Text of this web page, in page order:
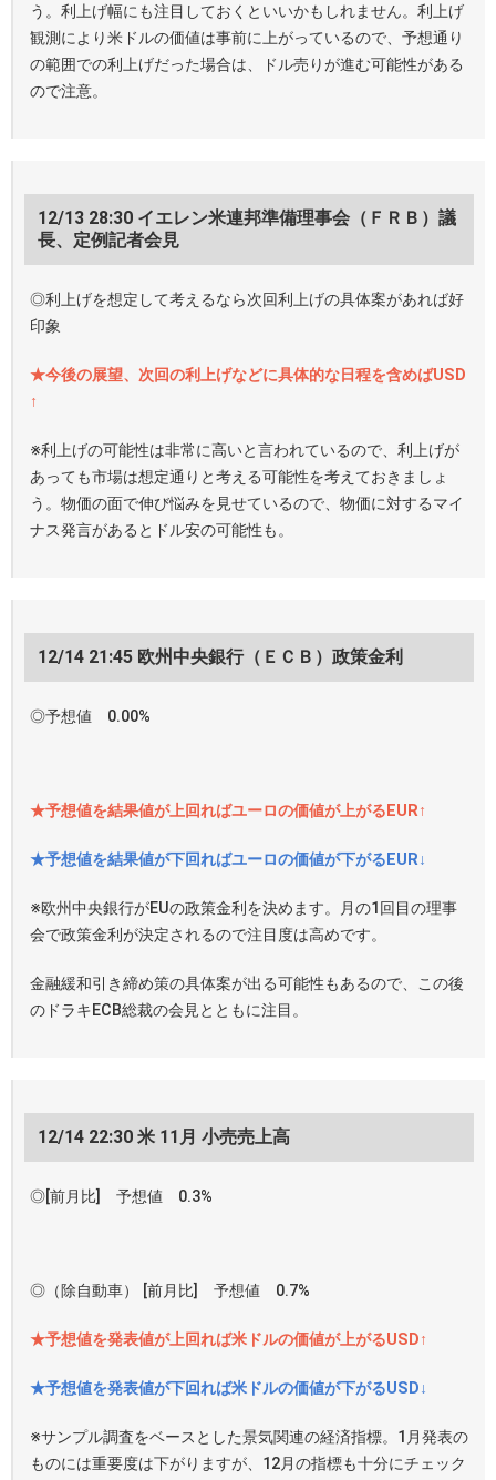
う。利上げ幅にも注目しておくといいかもしれません。利上げ
観測により米ドルの価値は事前に上がっているので、予想通り
の範囲での利上げだった場合は、ドル売りが進む可能性がある
ので注意。
12/13 28:30 イエレン米連邦準備理事会（ＦＲＢ）議
長、定例記者会見
◎利上げを想定して考えるなら次回利上げの具体案があれば好
印象
★今後の展望、次回の利上げなどに具体的な日程を含めばUSD
↑
※利上げの可能性は非常に高いと言われているので、利上げが
あっても市場は想定通りと考える可能性を考えておきましょ
う。物価の面で伸び悩みを見せているので、物価に対するマイ
ナス発言があるとドル安の可能性も。
12/14 21:45 欧州中央銀行（ＥＣＢ）政策金利
◎予想値 0.00%
★予想値を結果値が上回ればユーロの価値が上がるEUR↑
★予想値を結果値が下回ればユーロの価値が下がるEUR↓
※欧州中央銀行がEUの政策金利を決めます。月の1回目の理事
会で政策金利が決定されるので注目度は高めです。
金融緩和引き締め策の具体案が出る可能性もあるので、この後
のドラキECB総裁の会見とともに注目。
12/14 22:30 米 11月 小売売上高
◎[前月比] 予想値 0.3%
◎（除自動車） [前月比] 予想値 0.7%
★予想値を発表値が上回れば米ドルの価値が上がるUSD↑
★予想値を発表値が下回れば米ドルの価値が下がるUSD↓
※サンプル調査をベースとした景気関連の経済指標。1月発表の
ものには重要度は下がりますが、12月の指標も十分にチェック